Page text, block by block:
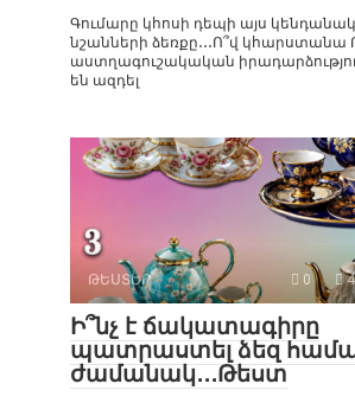
Գումարը կհոսի դեպի այս
նշանների ձեռքը․․․Ո՞վ կհարստանա
աստղագուշակական
են ազդել
ԹԵՍՏԵՐ 0
Ի՞նչ է ճակատագիրը
պատրաստել ձեզ
ժամանակ․․․Թեստ